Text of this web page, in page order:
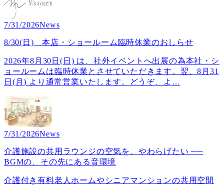
7/31/2026News
8/30(日) 本店・ショールーム臨時休業のおしらせ
2026年8月30日(日) は、社外イベントへ出展の為本社・シ
ョールームは臨時休業とさせていただきます。翌、8月31
日(月) より通常営業いたします。どうぞ、よ …
7/31/2026News
介護施設の共用ラウンジの空気を、やわらげたい ──
BGMの、その先にある音環境
介護付き有料老人ホームやシニアマンションの共用空間